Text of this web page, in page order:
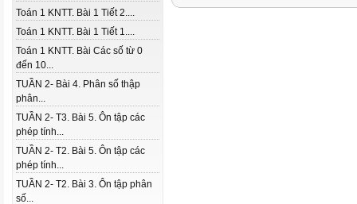
Toán 1 KNTT. Bài 1 Tiết 2....
Toán 1 KNTT. Bài 1 Tiết 1....
Toán 1 KNTT. Bài Các số từ 0
đến 10...
TUẦN 2- Bài 4. Phân số thập
phân...
TUẦN 2- T3. Bài 5. Ôn tập các
phép tính...
TUẦN 2- T2. Bài 5. Ôn tập các
phép tính...
TUẦN 2- T2. Bài 3. Ôn tập phân
số...